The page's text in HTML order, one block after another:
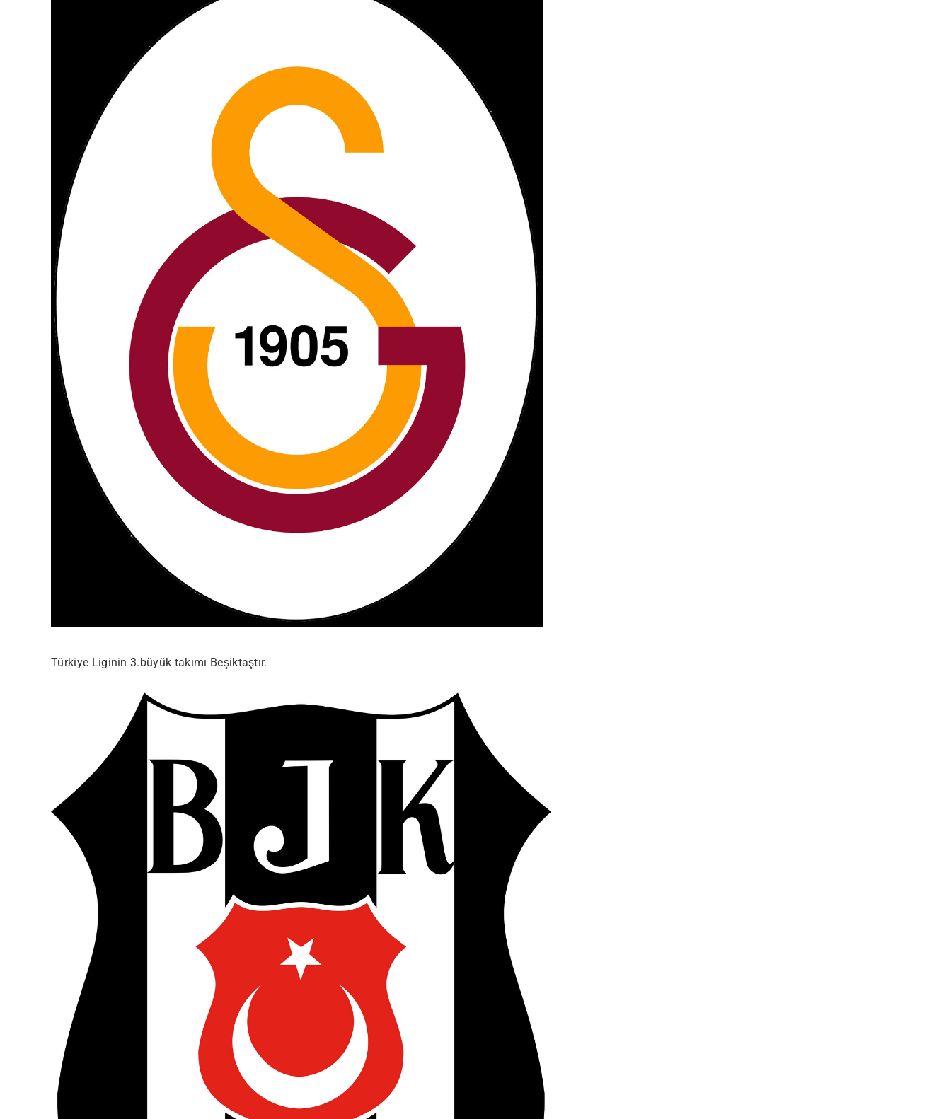
Türkiye Liginin 3.büyük takımı Beşiktaştır.
Most Popular Topics
Editor Picks
En ilginç Zaman tüneli Kapakları